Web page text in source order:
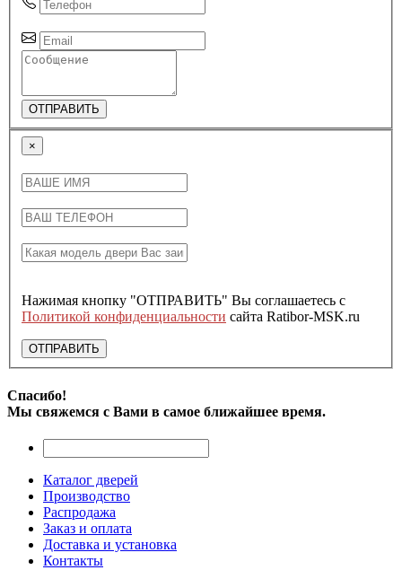
ОТПРАВИТЬ
×
Нажимая кнопку "ОТПРАВИТЬ" Вы соглашаетесь с
Политикой конфиденциальности сайта Ratibor-MSK.ru
ОТПРАВИТЬ
Спасибо!
Мы свяжемся с Вами в самое ближайшее время.
Каталог дверей
Производство
Распродажа
Заказ и оплата
Доставка и установка
Контакты